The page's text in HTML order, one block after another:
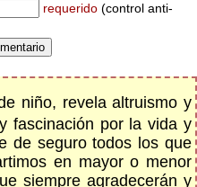
requerido (control anti-
niño, revela altruismo y
fascinación por la vida y
de seguro todos los que
en mayor o menor
siempre agradecerán y